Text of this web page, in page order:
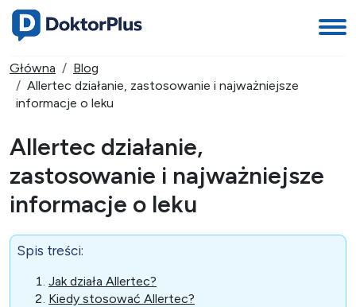
Główna
Blog
Allertec działanie, zastosowanie i najważniejsze
informacje o leku
Allertec działanie,
zastosowanie i najważniejsze
informacje o leku
Spis treści:
Jak działa Allertec?
Kiedy stosować Allertec?